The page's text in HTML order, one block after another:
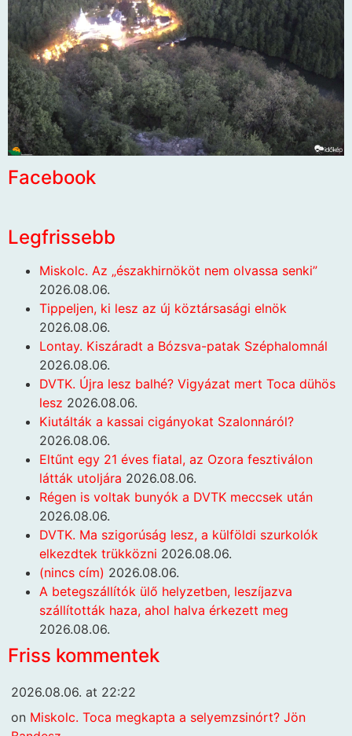
Facebook
Legfrissebb
Miskolc. Az „északhirnököt nem olvassa senki”
2026.08.06.
Tippeljen, ki lesz az új köztársasági elnök
2026.08.06.
Lontay. Kiszáradt a Bózsva-patak Széphalomnál
2026.08.06.
DVTK. Újra lesz balhé? Vigyázat mert Toca dühös
lesz 2026.08.06.
Kiutálták a kassai cigányokat Szalonnáról?
2026.08.06.
Eltűnt egy 21 éves fiatal, az Ozora fesztiválon
látták utoljára 2026.08.06.
Régen is voltak bunyók a DVTK meccsek után
2026.08.06.
DVTK. Ma szigorúság lesz, a külföldi szurkolók
elkezdtek trükközni 2026.08.06.
(nincs cím) 2026.08.06.
A betegszállítók ülő helyzetben, leszíjazva
szállították haza, ahol halva érkezett meg
2026.08.06.
Friss kommentek
2026.08.06. at 22:22
on Miskolc. Toca megkapta a selyemzsinórt? Jön